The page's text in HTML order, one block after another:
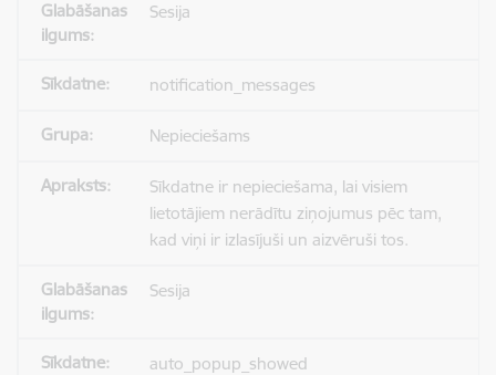
Sesija
notification_messages
Nepieciešams
Sīkdatne ir nepieciešama, lai visiem
lietotājiem nerādītu ziņojumus pēc tam,
kad viņi ir izlasījuši un aizvēruši tos.
Sesija
auto_popup_showed